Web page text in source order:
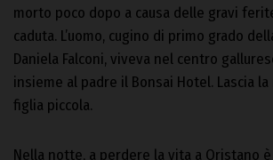
morto poco dopo a causa delle gravi
caduta. L’uomo, cugino di primo grado
Daniela Falconi, viveva nel centro
insieme al padre il Bonsai Hotel. Lascia
figlia piccola.
Nella notte, a perdere la vita a Oristano